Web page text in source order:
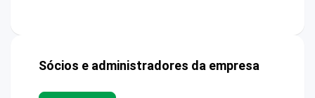
Sócios e administradores da empresa